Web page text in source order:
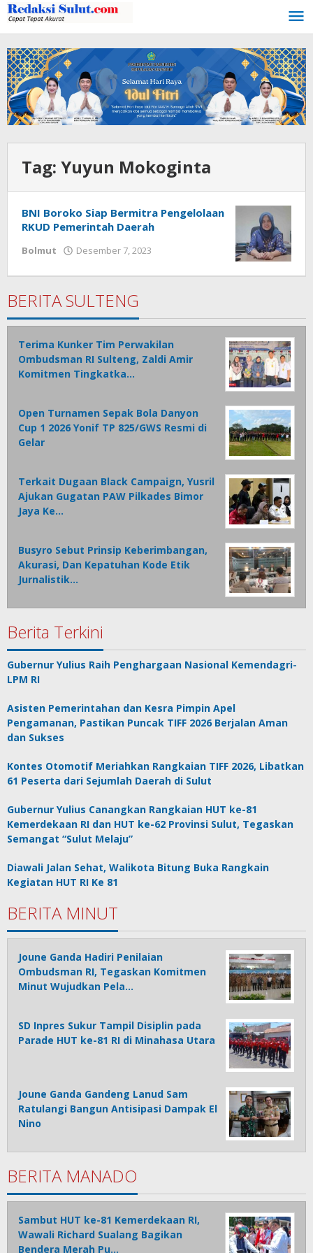
Lewati
ke
konten
Tag: Yuyun Mokoginta
BNI Boroko Siap Bermitra Pengelolaan
RKUD Pemerintah Daerah
Bolmut Desember 7, 2023
Babay
BERITA SULTENG
Terima Kunker Tim Perwakilan
Ombudsman RI Sulteng, Zaldi Amir
Komitmen Tingkatka…
Open Turnamen Sepak Bola Danyon
Cup 1 2026 Yonif TP 825/GWS Resmi di
Gelar
Terkait Dugaan Black Campaign, Yusril
Ajukan Gugatan PAW Pilkades Bimor
Jaya Ke…
Busyro Sebut Prinsip Keberimbangan,
Akurasi, Dan Kepatuhan Kode Etik
Jurnalistik…
Berita Terkini
Gubernur Yulius Raih Penghargaan Nasional Kemendagri-
LPM RI
Asisten Pemerintahan dan Kesra Pimpin Apel
Pengamanan, Pastikan Puncak TIFF 2026 Berjalan Aman
dan Sukses
Kontes Otomotif Meriahkan Rangkaian TIFF 2026, Libatkan
61 Peserta dari Sejumlah Daerah di Sulut
Gubernur Yulius Canangkan Rangkaian HUT ke-81
Kemerdekaan RI dan HUT ke-62 Provinsi Sulut, Tegaskan
Semangat “Sulut Melaju”
Diawali Jalan Sehat, Walikota Bitung Buka Rangkain
Kegiatan HUT RI Ke 81
BERITA MINUT
Joune Ganda Hadiri Penilaian
Ombudsman RI, Tegaskan Komitmen
Minut Wujudkan Pela…
SD Inpres Sukur Tampil Disiplin pada
Parade HUT ke-81 RI di Minahasa Utara
Joune Ganda Gandeng Lanud Sam
Ratulangi Bangun Antisipasi Dampak El
Nino
BERITA MANADO
Sambut HUT ke-81 Kemerdekaan RI,
Wawali Richard Sualang Bagikan
Bendera Merah Pu…